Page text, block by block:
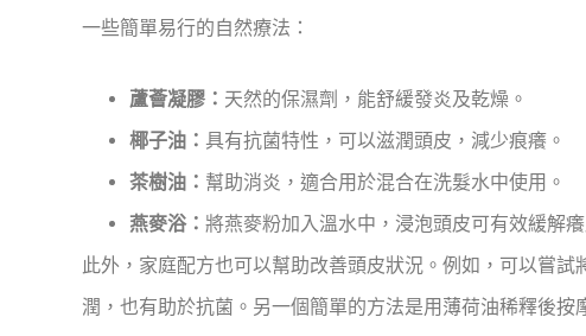
一些簡單易行的自然療法：
蘆薈凝膠： 天然的保濕劑，能舒緩發炎及乾燥。
椰子油： 具有抗菌特性，可以滋潤頭皮，減少痕癢。
茶樹油： 幫助消炎，適合用於混合在洗髮水中使用。
燕麥浴：將燕麥粉加入溫水中，浸泡頭皮可有效緩解
此外，家庭配方也可以幫助改善頭皮狀況。例如，可以嘗
潤，也有助於抗菌。另一個簡單的方法是用薄荷油稀釋後